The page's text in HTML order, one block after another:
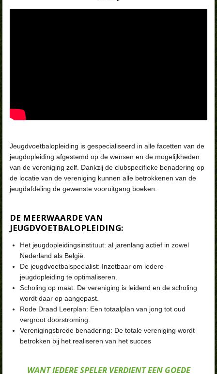
Jeugdvoetbalopleiding is gespecialiseerd in alle facetten van de
jeugdopleiding afgestemd op de wensen en de mogelijkheden
van de vereniging zelf. Dankzij de clubspecifieke benadering op
de locatie van de vereniging kunnen alle betrokkenen van de
jeugdafdeling de gewenste vooruitgang boeken.
DE MEERWAARDE VAN
JEUGDVOETBALOPLEIDING:
Het jeugdopleidingsinstituut: al jarenlang actief in zowel
Nederland als België.
De jeugdvoetbalspecialist: Inzetbaar om iedere
jeugdopleiding te optimaliseren.
Scholing op maat: De vereniging is leidend en de scholing
wordt daar op aangepast.
Rode Draad Leerplan: Een totaalplan van jong tot oud
vergroot doorstroming.
Verenigingsbrede benadering: De totale vereniging wordt
betrokken bij het realiseren van het succes
WANT IEDERE SPELER VERDIENT EEN GOEDE